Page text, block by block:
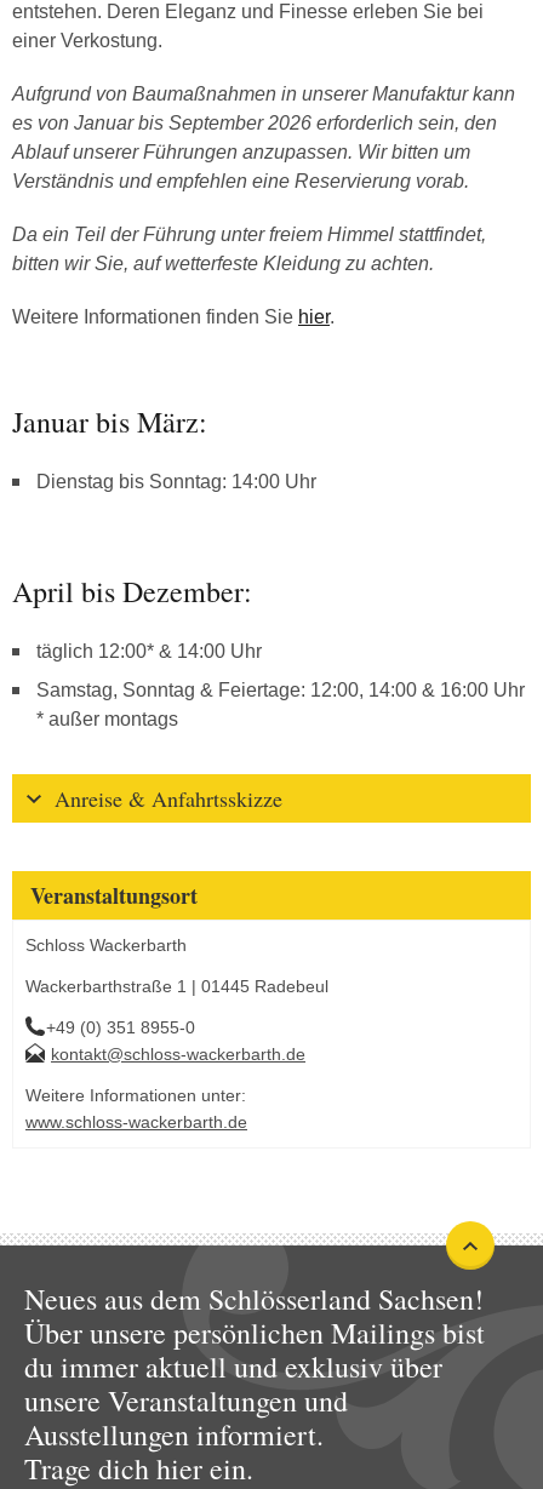
entstehen. Deren Eleganz und Finesse erleben Sie bei
einer Verkostung.
Aufgrund von Baumaßnahmen in unserer Manufaktur kann
es von Januar bis September 2026 erforderlich sein, den
Ablauf unserer Führungen anzupassen. Wir bitten um
Verständnis und empfehlen eine Reservierung vorab.
Da ein Teil der Führung unter freiem Himmel stattfindet,
bitten wir Sie, auf wetterfeste Kleidung zu achten.
Weitere Informationen finden Sie hier.
Januar bis März:
Dienstag bis Sonntag: 14:00 Uhr
April bis Dezember:
täglich 12:00* & 14:00 Uhr
Samstag, Sonntag & Feiertage: 12:00, 14:00 & 16:00 Uhr
* außer montags
Anreise & Anfahrtsskizze
Veranstaltungsort
Schloss Wackerbarth
Wackerbarthstraße 1 | 01445 Radebeul
+49 (0) 351 8955-0
kontakt@schloss-wackerbarth.de
Weitere Informationen unter:
www.schloss-wackerbarth.de
Neues aus dem Schlösserland Sachsen!
Über unsere persönlichen Mailings bist
du immer aktuell und exklusiv über
unsere Veranstaltungen und
Ausstellungen informiert.
Trage dich hier ein.